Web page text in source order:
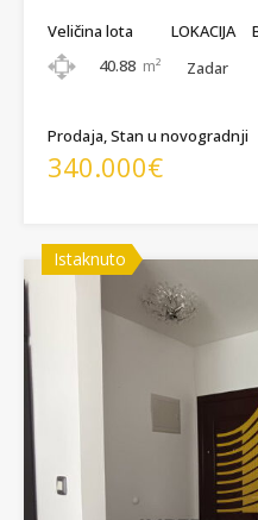
Veličina lota
40.88 m²
LOKACIJA
Zadar
Prodaja, Stan u novogradnji
340.000€
Istaknuto